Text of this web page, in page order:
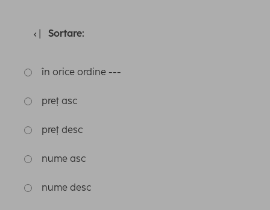
Sortare:
în orice ordine ---
preț asc
preț desc
nume asc
nume desc